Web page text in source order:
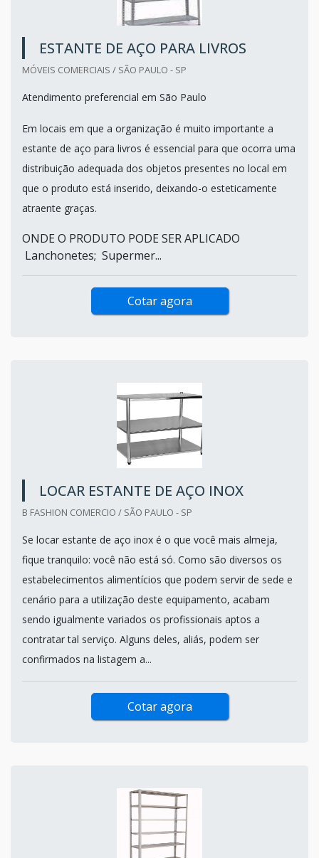
ESTANTE DE AÇO PARA LIVROS
MÓVEIS COMERCIAIS / SÃO PAULO - SP
Atendimento preferencial em São Paulo
Em locais em que a organização é muito importante a
estante de aço para livros é essencial para que ocorra uma
distribuição adequada dos objetos presentes no local em
que o produto está inserido, deixando-o esteticamente
atraente graças.
ONDE O PRODUTO PODE SER APLICADO
Lanchonetes; Supermer...
Cotar agora
LOCAR ESTANTE DE AÇO INOX
B FASHION COMERCIO / SÃO PAULO - SP
Se locar estante de aço inox é o que você mais almeja,
fique tranquilo: você não está só. Como são diversos os
estabelecimentos alimentícios que podem servir de sede e
cenário para a utilização deste equipamento, acabam
sendo igualmente variados os profissionais aptos a
contratar tal serviço. Alguns deles, aliás, podem ser
confirmados na listagem a...
Cotar agora